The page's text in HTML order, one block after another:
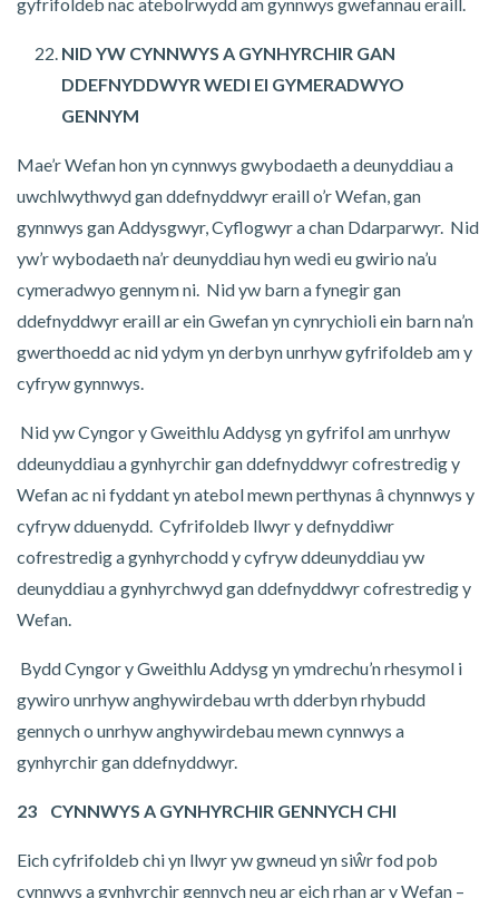
NID YW CYNNWYS A GYNHYRCHIR GAN
DDEFNYDDWYR WEDI EI GYMERADWYO
GENNYM
Mae’r Wefan hon yn cynnwys gwybodaeth a deunyddiau a
uwchlwythwyd gan ddefnyddwyr eraill o’r Wefan, gan
gynnwys gan Addysgwyr, Cyflogwyr a chan Ddarparwyr. Nid
yw’r wybodaeth na’r deunyddiau hyn wedi eu gwirio na’u
cymeradwyo gennym ni. Nid yw barn a fynegir gan
ddefnyddwyr eraill ar ein Gwefan yn cynrychioli ein barn na’n
gwerthoedd ac nid ydym yn derbyn unrhyw gyfrifoldeb am y
cyfryw gynnwys.
Nid yw Cyngor y Gweithlu Addysg yn gyfrifol am unrhyw
ddeunyddiau a gynhyrchir gan ddefnyddwyr cofrestredig y
Wefan ac ni fyddant yn atebol mewn perthynas â chynnwys y
cyfryw dduenydd. Cyfrifoldeb llwyr y defnyddiwr
cofrestredig a gynhyrchodd y cyfryw ddeunyddiau yw
deunyddiau a gynhyrchwyd gan ddefnyddwyr cofrestredig y
Wefan.
Bydd Cyngor y Gweithlu Addysg yn ymdrechu’n rhesymol i
gywiro unrhyw anghywirdebau wrth dderbyn rhybudd
gennych o unrhyw anghywirdebau mewn cynnwys a
gynhyrchir gan ddefnyddwyr.
23 CYNNWYS A GYNHYRCHIR GENNYCH CHI
Eich cyfrifoldeb chi yn llwyr yw gwneud yn siŵr fod pob
cynnwys a gynhyrchir gennych neu ar eich rhan ar y Wefan –